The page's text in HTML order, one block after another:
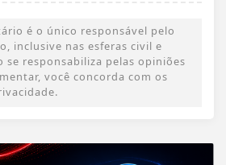
é o único responsável pelo
inclusive nas esferas civil e
se responsabiliza pelas opiniões
você concorda com os